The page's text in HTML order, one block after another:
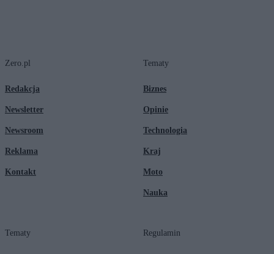
Zero.pl
Redakcja
Newsletter
Newsroom
Reklama
Kontakt
Tematy
Biznes
Opinie
Technologia
Kraj
Moto
Nauka
Tematy Regulamin